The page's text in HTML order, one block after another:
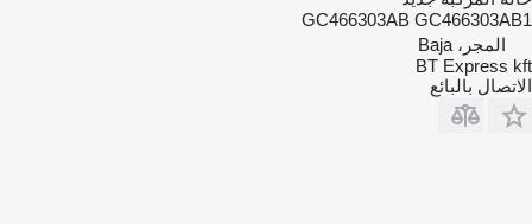
GC466303AB GC466303AB1
المجر، Baja
BT Express kft
الاتصال بالبائع